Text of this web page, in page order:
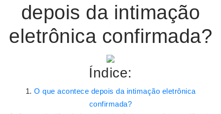
depois da intimação
eletrônica confirmada?
Índice:
O que acontece depois da intimação eletrônica
confirmada?